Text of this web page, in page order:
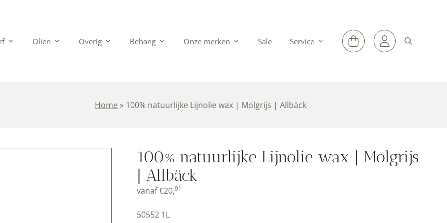
Oliën Overig Behang Onze merken Sale Service
Home » 100% natuurlijke Lijnolie wax | Molgrijs | Allbäck
100% natuurlijke Lijnolie wax | Molgrijs
| Allbäck
vanaf€20,91
50552 1L